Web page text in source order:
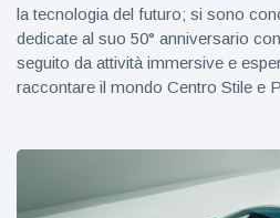
la tecnologia del futuro; si sono
dedicate al suo 50° anniversario
seguito da attività immersive e
raccontare il mondo Centro Stile e